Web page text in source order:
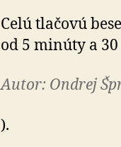
Celú tlačovú
od 5 minúty a
Autor: Ondrej
).